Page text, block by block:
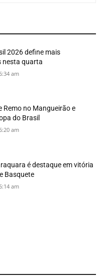
2026 define mais
nesta quarta
am
Remo no Mangueirão e
do Brasil
am
é destaque em vitória
Basquete
am